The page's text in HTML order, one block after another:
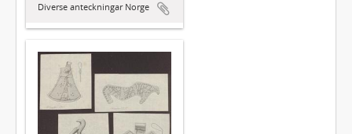
Diverse anteckningar Norge